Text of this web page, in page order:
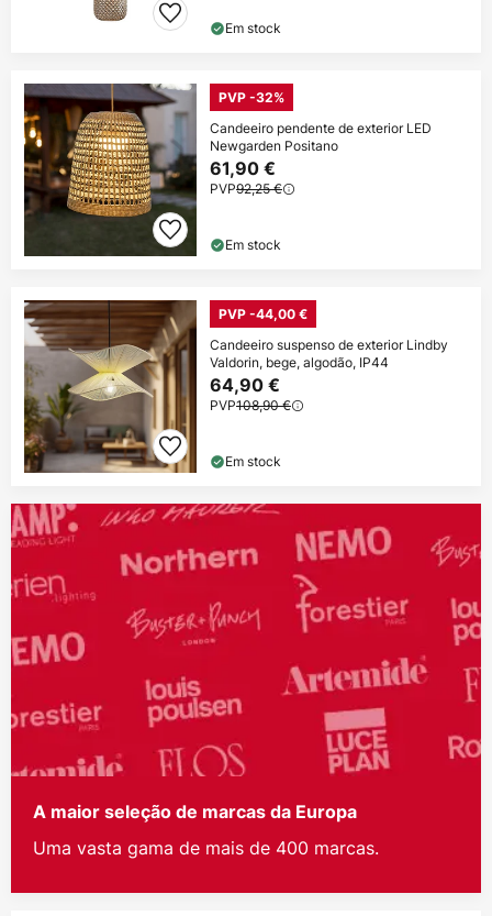
Em stock
PVP -32%
Candeeiro pendente de exterior LED
Newgarden Positano
61,90 €
PVP92,25 €
Em stock
PVP -44,00 €
Candeeiro suspenso de exterior Lindby
Valdorin, bege, algodão, IP44
64,90 €
PVP108,90 €
Em stock
A maior seleção de marcas da Europa
Uma vasta gama de mais de 400 marcas.